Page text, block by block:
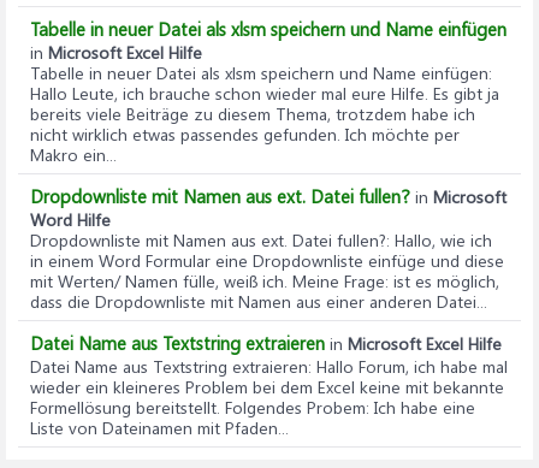
Tabelle in neuer Datei als xlsm speichern und Name einfügen
in Microsoft Excel Hilfe
Tabelle in neuer Datei als xlsm speichern und Name einfügen:
Hallo Leute, ich brauche schon wieder mal eure Hilfe. Es gibt ja
bereits viele Beiträge zu diesem Thema, trotzdem habe ich
nicht wirklich etwas passendes gefunden. Ich möchte per
Makro ein...
Dropdownliste mit Namen aus ext. Datei fullen? in Microsoft
Word Hilfe
Dropdownliste mit Namen aus ext. Datei fullen?: Hallo, wie ich
in einem Word Formular eine Dropdownliste einfüge und diese
mit Werten/ Namen fülle, weiß ich. Meine Frage: ist es möglich,
dass die Dropdownliste mit Namen aus einer anderen Datei...
Datei Name aus Textstring extraieren in Microsoft Excel Hilfe
Datei Name aus Textstring extraieren: Hallo Forum, ich habe mal
wieder ein kleineres Problem bei dem Excel keine mit bekannte
Formellösung bereitstellt. Folgendes Probem: Ich habe eine
Liste von Dateinamen mit Pfaden...